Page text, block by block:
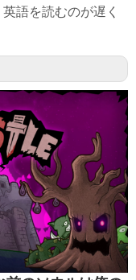
語を読むのが遅く